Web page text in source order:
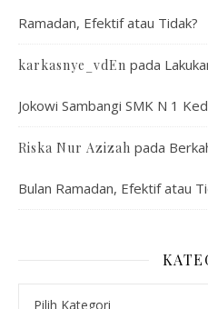
Ramadan, Efektif atau Tidak?
karkasnye_vdEn pada
Jokowi Sambangi SMK N 1
Riska Nur Azizah pada
Bulan Ramadan, Efektif atau